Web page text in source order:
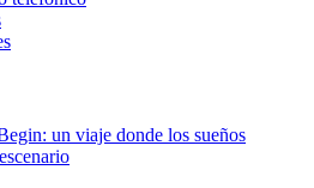
un viaje donde los sueños